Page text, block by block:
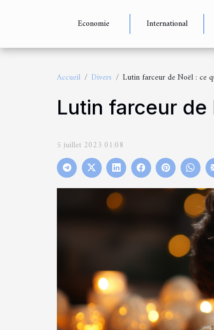
Economie International
Accueil Divers Lutin farceur de Noël : ce
Lutin farceur
5 juillet 2023 01:08